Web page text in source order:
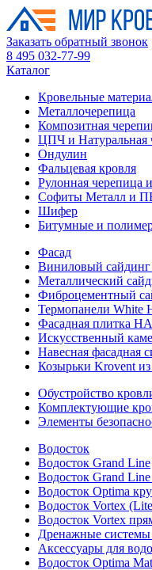
Заказать обратный звонок
8 495 032-77-99
Каталог
Кровельные
Металлочерепица
Композитная
ЦПЧ и Натуральная
Ондулин
Фальцевая кровля
Рулонная черепица
Софиты Металл и
Шифер
Битумные и
Фасад
Виниловый сайдинг
Металлический
Фиброцементный
Термопанели White
Фасадная плитка
Искусственный
Навесная фасадная
Козырьки Krovent
Обустройство
Комплектующие
Элементы
Водосток
Водосток Grand Line
Водосток Grand
Водосток Optima
Водосток Vortex
Водосток Vortex
Дренажные
Аксессуары для
Водосток Optima